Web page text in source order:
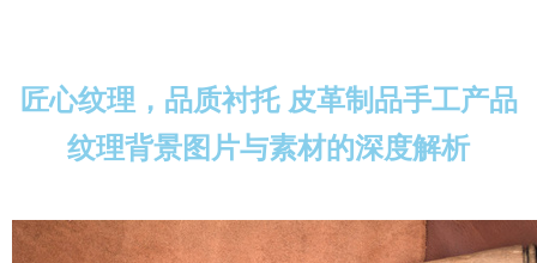
匠心纹理，品质衬托 皮革制品手工产品
纹理背景图片与素材的深度解析